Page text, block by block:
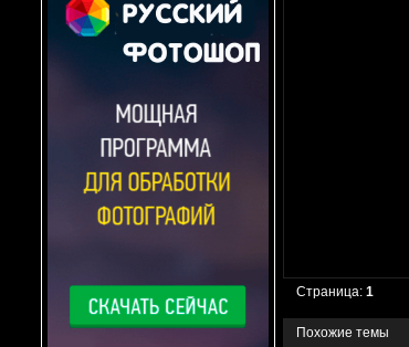
Страница:1
Похожие темы